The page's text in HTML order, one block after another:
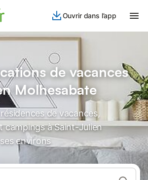
Ouvrir dans l’app
de vacances
Molhesabate
de vacances,
campings à Saint-Julien
environs